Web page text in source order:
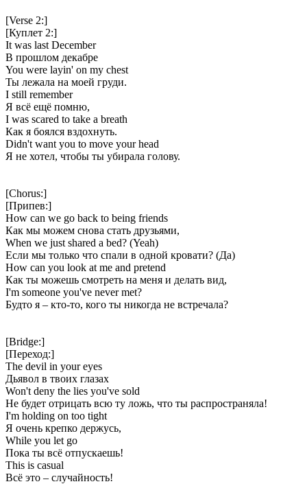
[Verse 2:]
[Куплет 2:]
It was last December
В прошлом декабре
You were layin' on my chest
Ты лежала на моей груди.
I still remember
Я всё ещё помню,
I was scared to take a breath
Как я боялся вздохнуть.
Didn't want you to movе your head
Я не хотел, чтобы ты убирала голову.
[Chorus:]
[Припев:]
How can we go back to being friеnds
Как мы можем снова стать друзьями,
When we just shared a bed? (Yeah)
Если мы только что спали в одной кровати? (Да)
How can you look at me and pretend
Как ты можешь смотреть на меня и делать вид,
I'm someone you've never met?
Будто я – кто-то, кого ты никогда не встречала?
[Bridge:]
[Переход:]
The devil in your eyes
Дьявол в твоих глазах
Won't deny the lies you've sold
Не будет отрицать всю ту ложь, что ты распространяла!
I'm holding on too tight
Я очень крепко держусь,
While you let go
Пока ты всё отпускаешь!
This is casual
Всё это – случайность!